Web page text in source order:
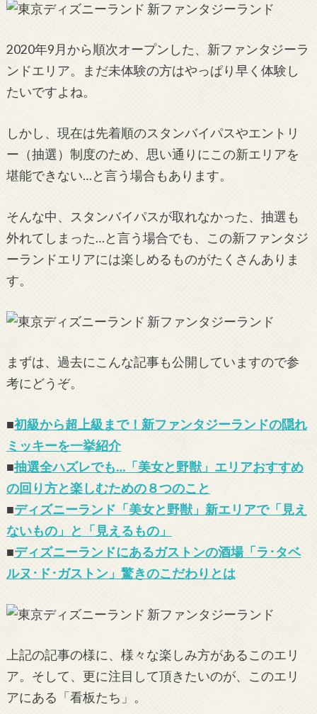
2020年9月から順次オープンした、新ファンタジーラ
ンドエリア。まだ未体験の方はやっぱり早く体験し
たいですよね。
しかし、現在は先着順のスタンバイパスやエントリ
ー（抽選）制度のため、思い通りにこの新エリアを
堪能できない…と言う場合もあります。
そんな中、スタンバイパスが取れなかった、抽選も
外れてしまった…と言う場合でも、この新ファンタジ
ーランドエリアには楽しめるものがたくさんありま
す。
まずは、過去にこんな記事も公開していますので参
考にどうぞ。
■初級から超上級まで！新ファンタジーランドの隠れ
ミッキーを一挙紹介
■抽選全ハズレでも…「美女と野獣」エリアおすすめ
の回り方と楽しむための８つのこと
■ディズニーランド「美女と野獣」新エリアで「見え
ないもの」と「見えるもの」
■ディズニーランドにあるガストンの酒場「ラ･タベ
ルヌ･ド･ガストン」驚きのこだわりとは
上記の記事の様に、様々な楽しみ方があるこのエリ
ア。そして、更に注目して頂きたいのが、このエリ
アにある「看板たち」。